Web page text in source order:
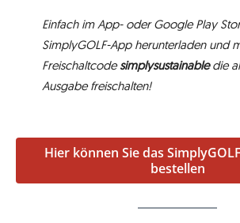
Einfach im App- oder Google Play
SimplyGOLF-App herunterladen und
Freischaltcodesimplysustainabledie
Ausgabe freischalten!
Hier können Sie das
bestellen